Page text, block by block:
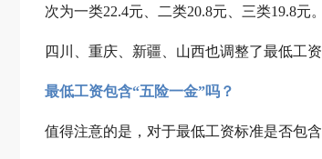
次为一类22.4元、二类20.8元、三类19.8元。
四川、重庆、新疆、山西也调整了最低工
最低工资包含“五险一金”吗？
值得注意的是，对于最低工资标准是否包